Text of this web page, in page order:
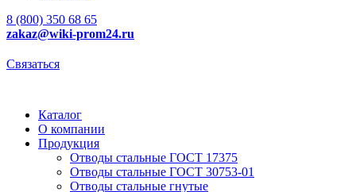
8 (800) 350 68 65
zakaz@wiki-prom24.ru
Связаться
Каталог
О компании
Продукция
Отводы стальные ГОСТ 17375
Отводы стальные ГОСТ 30753-01
Отводы стальные гнутые